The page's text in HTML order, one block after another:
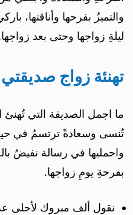
والتميزُ بفرحها وأناقتها،
ليلةِ زواجها وحتى بعد
تهنئة زواج صديقتي
ما اجمل الصديقة التي تُهنئ
تُنسى وسعادةً ترتسمُ في
واحمليها في رسالة تفيضُ
بفرحةِ يومِ زواجها.
نقول ألف مبروك لأحلى